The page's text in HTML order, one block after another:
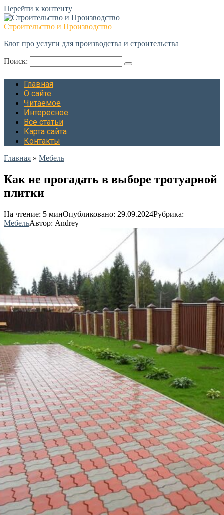
Перейти к контенту
Строительство и Производство
Блог про услуги для производства и строительства
Поиск:
Главная
О сайте
Читаемое
Интересное
Все статьи
Карта сайта
Контакты
Главная » Мебель
Как не прогадать в выборе тротуарной
плитки
На чтение: 5 минОпубликовано: 29.09.2024Рубрика:
МебельАвтор: Andrey